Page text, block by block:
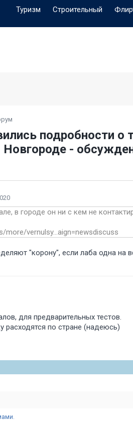
Туризм Строительный
подробности
-
в городе он ни с кем не
more/vernulsy...aign=newsdiscuss
"корону", если лаба одна
для предварительных тестов.
расходятся по стране (надеюсь)